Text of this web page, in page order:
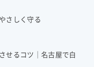
さしく守る
せるコツ｜名古屋で白